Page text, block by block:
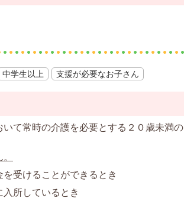
中学生以上 支援が必要なお子さん
て常時の介護を必要とする２０歳未満の
受けることができるとき
しているとき